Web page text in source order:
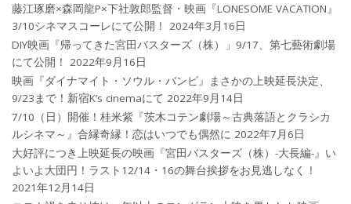
藤江琢磨×森岡龍P×下社敦郎監督・映画『LONESOME VACATION』
3/10シネマスコーレにて公開！
2024年3月16日
DIY映画『帰ってきた宮田バスターズ（株）」9/17、第七藝術劇場
にて公開！
2022年9月16日
映画『ダイナマイト・ソウル・バンビ』まさかの上映延長決定、
9/23まで！新宿K’s cinemaにて 2022年9月14日
7/10（日）開催！桂米紫『茨木コテン劇場～古典落語とクラシカ
ルシネマ～』合縁奇縁！恋はいつでも偶然に 2022年7月6日
大好評につき上映延長の映画『宮田バスターズ（株）-大長編-』い
よいよ大団円！ラスト12/14・16の舞台挨拶をお見逃しなく！
2021年12月14日